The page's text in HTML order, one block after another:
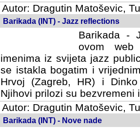
Autor: Dragutin Matoševic,
Barikada (INT) - Jazz reflections
Barikada -
ovom web
imenima iz svijeta jazz
se istakla bogatim i
Hrvoj (Zagreb, HR) i
Njihovi prilozi su bezvremeni
Autor: Dragutin Matoševic,
Barikada (INT) - Nove nade